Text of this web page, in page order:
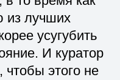
из лучших
усугубить
И куратор
этого не